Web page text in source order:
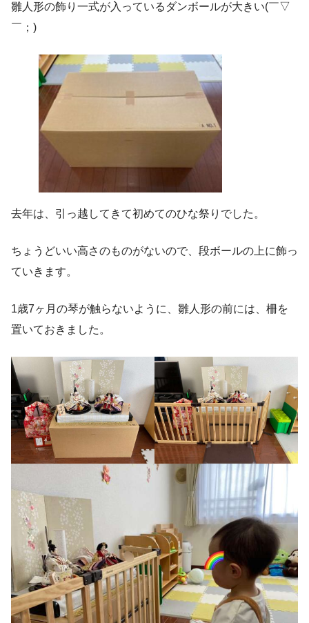
雛人形の飾り一式が入っているダンボールが大きい(￣▽
￣；)
去年は、引っ越してきて初めてのひな祭りでした。
ちょうどいい高さのものがないので、段ボールの上に飾っ
ていきます。
1歳7ヶ月の琴が触らないように、雛人形の前には、柵を
置いておきました。